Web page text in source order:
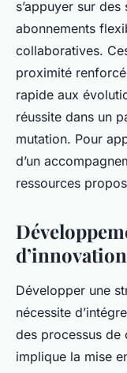
s’appuyer sur
abonnements
collaboratives.
proximité
rapide aux
réussite dans un
mutation. Pour
d’un
ressources
Développer une
nécessite
des processus de
implique la mise